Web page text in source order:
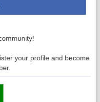
your profile and become